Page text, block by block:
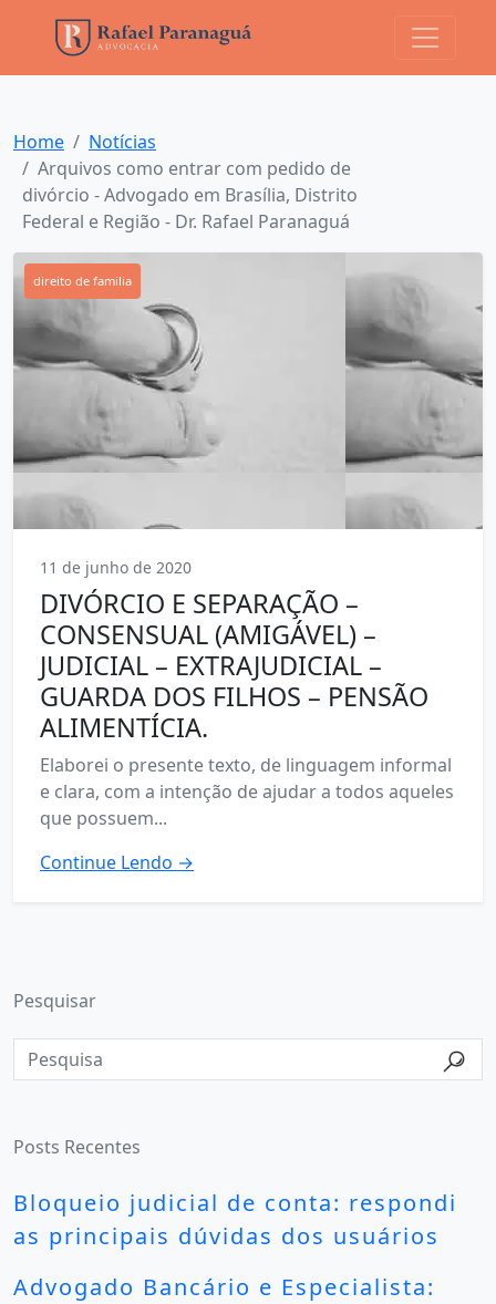
Home
Notícias
Arquivos como entrar com pedido de
divórcio - Advogado em Brasília, Distrito
Federal e Região - Dr. Rafael Paranaguá
direito de familia
11 de junho de 2020
DIVÓRCIO E SEPARAÇÃO –
CONSENSUAL (AMIGÁVEL) –
JUDICIAL – EXTRAJUDICIAL –
GUARDA DOS FILHOS – PENSÃO
ALIMENTÍCIA.
Elaborei o presente texto, de linguagem informal
e clara, com a intenção de ajudar a todos aqueles
que possuem...
Continue Lendo →
Pesquisar
Posts Recentes
Bloqueio judicial de conta: respondi
as principais dúvidas dos usuários
Advogado Bancário e Especialista: